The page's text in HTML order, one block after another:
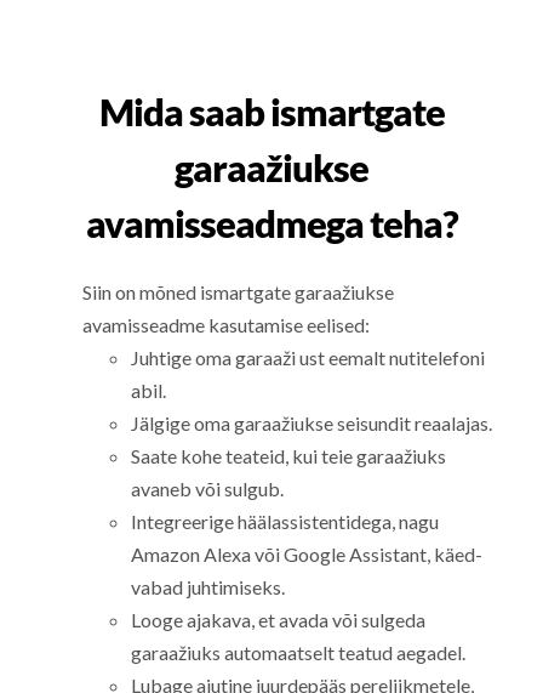
Mida saab ismartgate
garaažiukse
avamisseadmega teha?
Siin on mõned ismartgate garaažiukse
avamisseadme kasutamise eelised:
Juhtige oma garaaži ust eemalt nutitelefoni
abil.
Jälgige oma garaažiukse seisundit reaalajas.
Saate kohe teateid, kui teie garaažiuks
avaneb või sulgub.
Integreerige häälassistentidega, nagu
Amazon Alexa või Google Assistant, käed-
vabad juhtimiseks.
Looge ajakava, et avada või sulgeda
garaažiuks automaatselt teatud aegadel.
Lubage ajutine juurdepääs pereliikmetele,